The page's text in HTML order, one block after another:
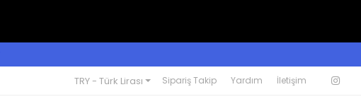
TRY - Türk Lirası Sipariş Takip Yardım İletişim